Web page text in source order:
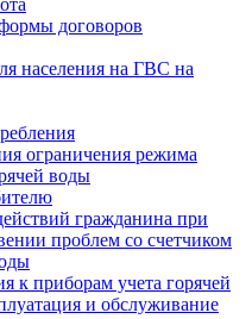
договоров
населения на ГВС на
ограничения режима
воды
гражданина при
проблем со счетчиком
к приборам учета горячей
и обслуживание